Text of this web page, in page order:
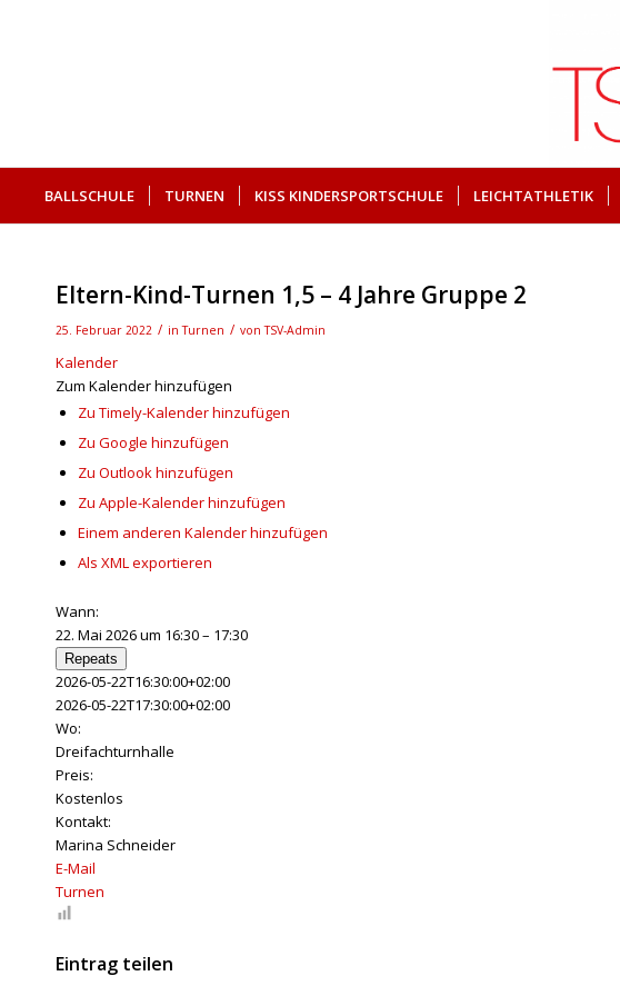
BALLSCHULE TURNEN KISS KINDERSPORTSCHULE LEICHTATHLETIK
Eltern-Kind-Turnen 1,5 – 4 Jahre Gruppe 2
25. Februar 2022 / inTurnen / vonTSV-Admin
Kalender
Zum Kalender hinzufügen
Zu Timely-Kalender hinzufügen
Zu Google hinzufügen
Zu Outlook hinzufügen
Zu Apple-Kalender hinzufügen
Einem anderen Kalender hinzufügen
Als XML exportieren
Wann:
22. Mai 2026 um 16:30 – 17:30
Repeats
2026-05-22T16:30:00+02:00
2026-05-22T17:30:00+02:00
Wo:
Dreifachturnhalle
Preis:
Kostenlos
Kontakt:
Marina Schneider
E-Mail
Turnen
Eintrag teilen